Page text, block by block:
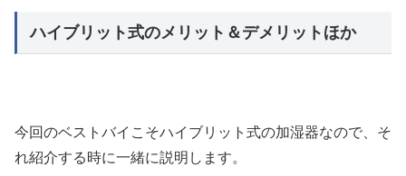
ハイブリット式のメリット＆デメリットほか
今回のベストバイこそハイブリット式の加湿器なので、そ
れ紹介する時に一緒に説明します。